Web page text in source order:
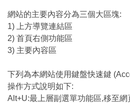
網站的主要內容分為三個大區塊:
1) 上方導覽連結區
2) 首頁右側功能區
3) 主要內容區
下列為本網站使用鍵盤快速鍵
操作方式說明如下:
Alt+U:最上層副選單功能區,移至網